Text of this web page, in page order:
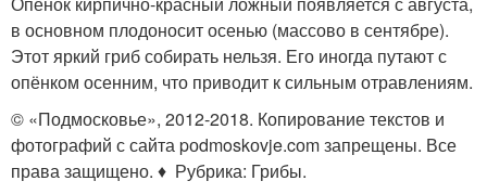
в основном плодоносит осенью (массово в сентябре).
Этот яркий гриб собирать нельзя. Его иногда путают с
опёнком осенним, что приводит к сильным отравлениям.
© «Подмосковье», 2012-2018. Копирование текстов и
фотографий с сайта pоdmoskоvje.cоm запрещены. Все
права защищено. ♦ Рубрика: Грибы.